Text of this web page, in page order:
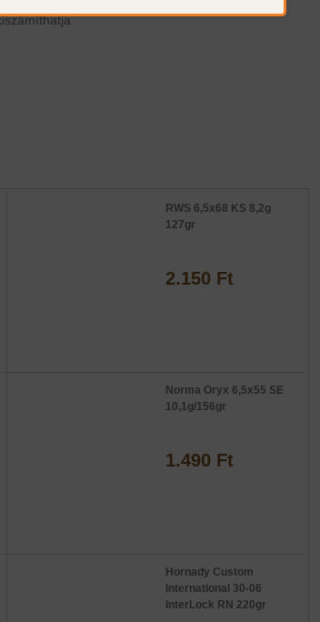
RWS 6,5x68 KS 8,2g
127gr
2.150 Ft
Norma Oryx 6,5x55 SE
10,1g/156gr
1.490 Ft
Hornady Custom
International 30-06
InterLock RN 220gr